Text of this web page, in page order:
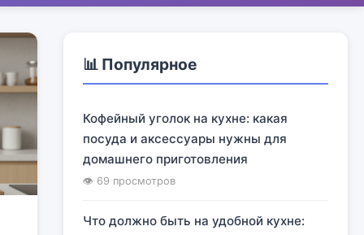
📊 Популярное
Кофейный уголок на кухне: какая
посуда и аксессуары нужны для
домашнего приготовления
👁 69 просмотров
Что должно быть на удобной кухне: